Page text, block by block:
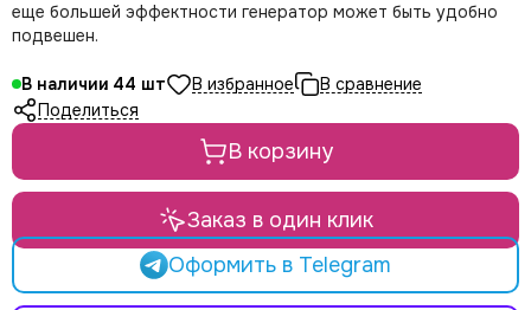
LE MAITRE
Le Mark
Light Sky
Light Union
LevelUp цепные тали
MAdrix
Martin
еще большей эффектности генератор может быть удобно
подвешен.
В наличии 44
Поделиться
В корзину
Заказ в один клик
Оформить в Telegram